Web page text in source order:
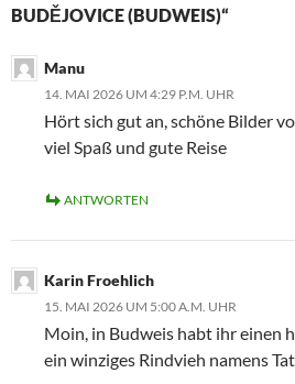
BUDĚJOVICE (BUDWEIS)“
Manu
14. MAI 2026 UM 4:29 P.M. UHR
Hört sich gut an, schöne Bilder
viel Spaß und gute Reise
ANTWORTEN
Karin Froehlich
15. MAI 2026 UM 5:00 A.M. UHR
Moin, in Budweis habt ihr einen
ein winziges Rindvieh namens